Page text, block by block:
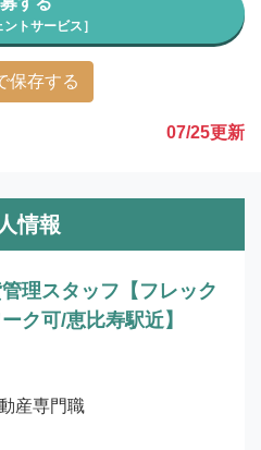
ントサービス］
保存する
07/25更新
情報
理スタッフ【フレック
ク可/恵比寿駅近】
産専門職